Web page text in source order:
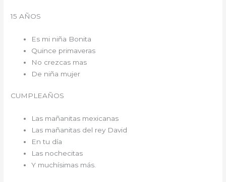
15 AÑOS
Es mi niña Bonita
Quince primaveras
No crezcas mas
De niña mujer
CUMPLEAÑOS
Las mañanitas mexicanas
Las mañanitas del rey David
En tu día
Las nochecitas
Y muchísimas más.